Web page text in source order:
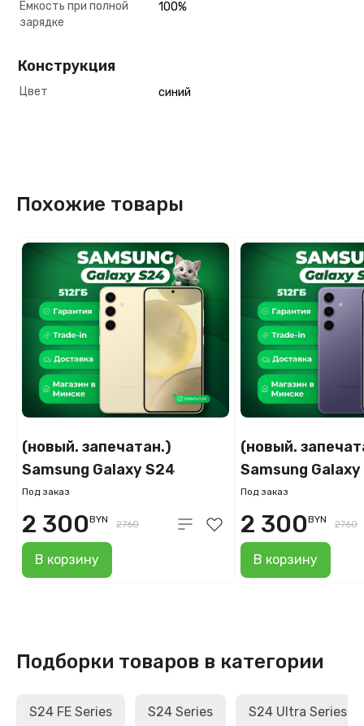
Ёмкость при полной
зарядке
100%
Конструкция
Цвет синий
Похожие товары
(новый. запечатан.)
Samsung Galaxy S24
8GB/512GB SM-S921B
(желтый)
Под заказ
В корзину
2 300BYN 2760
(новый.
Samsung
8GB/512GB SM-
(фиолетовый)
Под заказ
В корзину
2 300BYN 2760
Подборки товаров в категории
S24 FE Series S24 Series S24 Ultra Series